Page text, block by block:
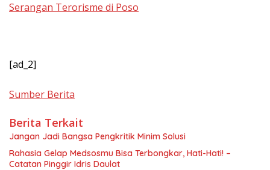
Serangan Terorisme di Poso
[ad_2]
Sumber Berita
Berita Terkait
Jangan Jadi Bangsa Pengkritik Minim Solusi
Rahasia Gelap Medsosmu Bisa Terbongkar, Hati-Hati! –
Catatan Pinggir Idris Daulat